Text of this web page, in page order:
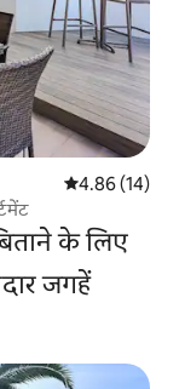
औसत रेटिंग 5 में
4.86 (14)
के लिए
जगहें